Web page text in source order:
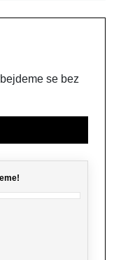
se bez